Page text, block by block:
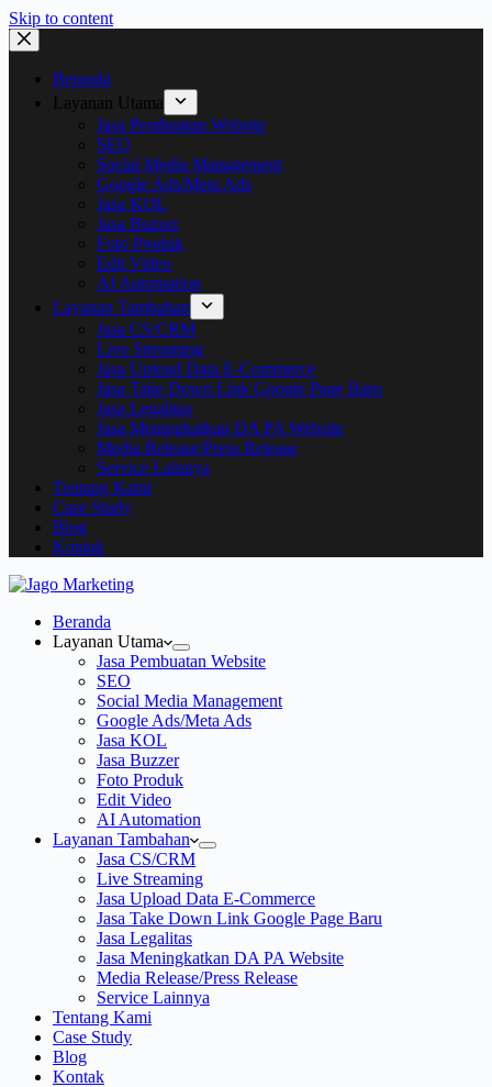
Skip to content
Beranda
Layanan Utama
Jasa Pembuatan Website
SEO
Social Media Management
Google Ads/Meta Ads
Jasa KOL
Jasa Buzzer
Foto Produk
Edit Video
AI Automation
Layanan Tambahan
Jasa CS/CRM
Live Streaming
Jasa Upload Data E-Commerce
Jasa Take Down Link Google Page Baru
Jasa Legalitas
Jasa Meningkatkan DA PA Website
Media Release/Press Release
Service Lainnya
Tentang Kami
Case Study
Blog
Kontak
Beranda
Layanan Utama
Jasa Pembuatan Website
SEO
Social Media Management
Google Ads/Meta Ads
Jasa KOL
Jasa Buzzer
Foto Produk
Edit Video
AI Automation
Layanan Tambahan
Jasa CS/CRM
Live Streaming
Jasa Upload Data E-Commerce
Jasa Take Down Link Google Page Baru
Jasa Legalitas
Jasa Meningkatkan DA PA Website
Media Release/Press Release
Service Lainnya
Tentang Kami
Case Study
Blog
Kontak